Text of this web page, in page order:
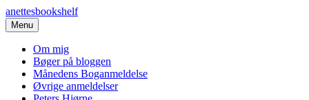
Skip
to
content
anettesbookshelf
Menu
Om mig
Bøger på bloggen
Månedens Boganmeldelse
Øvrige anmeldelser